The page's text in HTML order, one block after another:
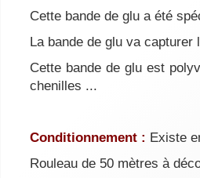
Les bandes de glu
Autres remède trés efficace
Cette bande de glu a été
La bande de glu va
Cette bande de glu est
chenilles ...
Conditionnement : Existe
Rouleau de 50 mètres à